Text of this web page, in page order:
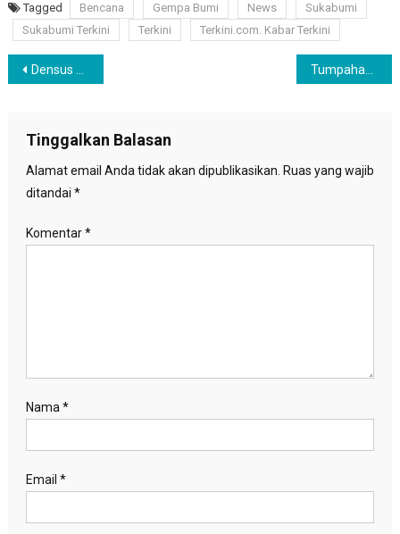
Tagged Bencana Gempa Bumi News
Sukabumi
Sukabumi Terkini
Terkini Terkini.com. Kabar Terkini
Navigasi
Densus 88 Tangkap Mantan Sekjen FPI Munarman, Ini Penjelasan Mabes Polri
Tinggalkan Balasan
Alamat email Anda tidak akan dipublikasikan. Ruas yang wajib
ditandai *
Komentar*
Nama *
Email *